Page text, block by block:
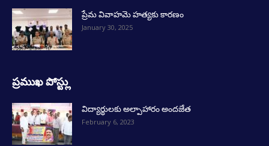
ప్రేమ వివాహమె హత్యకు కారణం
January 30, 2025
ప్రముఖ పోస్ట్లు
విద్యార్థులకు అల్పాహారం అందజేత
February 6, 2023